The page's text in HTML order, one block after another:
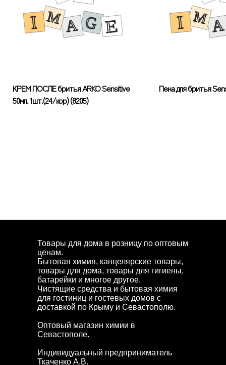
КРЕМ ПОСЛЕ бритья ARKO Sensitive
50мл. 1шт.(24/кор) (8205)
Пена для бритья
Товары для дома в розницу по оптовым
ценам.
Бытовая химия, канцелярские товары,
товары для дома, товары для гигиены,
батарейки и многое другое.
Чистящие средства и бытовая химия
для гостиниц и гостевых домов с
доставкой по Крыму и Севастополю.
Оптовый магазин химии в
Севастополе.
Индивидуальный предприниматель
Ткаченко А.В.